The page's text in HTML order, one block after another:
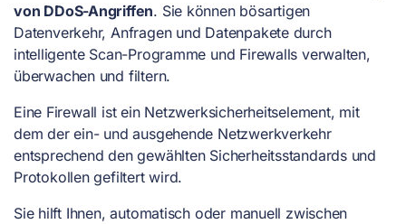
von DDoS-Angriffen. Sie können bösartigen
Datenverkehr, Anfragen und Datenpakete durch
intelligente Scan-Programme und Firewalls verwalten,
überwachen und filtern.
Eine Firewall ist ein Netzwerksicherheitselement, mit
dem der ein- und ausgehende Netzwerkverkehr
entsprechend den gewählten Sicherheitsstandards und
Protokollen gefiltert wird.
Sie hilft Ihnen, automatisch oder manuell zwischen